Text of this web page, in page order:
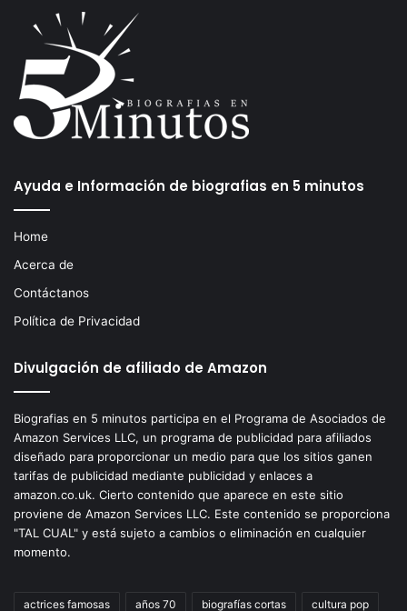
Ayuda e Información de biografias en 5 minutos
Home
Acerca de
Contáctanos
Política de Privacidad
Divulgación de afiliado de Amazon
Biografias en 5 minutos participa en el Programa de Asociados de
Amazon Services LLC, un programa de publicidad para afiliados
diseñado para proporcionar un medio para que los sitios ganen
tarifas de publicidad mediante publicidad y enlaces a
amazon.co.uk. Cierto contenido que aparece en este sitio
proviene de Amazon Services LLC. Este contenido se proporciona
"TAL CUAL" y está sujeto a cambios o eliminación en cualquier
momento.
actrices famosas años 70 biografías cortas cultura pop